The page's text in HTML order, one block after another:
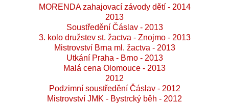
MORENDA zahajovací závody dětí - 2014
2013
Soustředění Čáslav - 2013
3. kolo družstev st. žactva - Znojmo - 2013
Mistrovství Brna ml. žactva - 2013
Utkání Praha - Brno - 2013
Malá cena Olomouce - 2013
2012
Podzimní soustředění Čáslav - 2012
Mistrovství JMK - Bystrcký běh - 2012